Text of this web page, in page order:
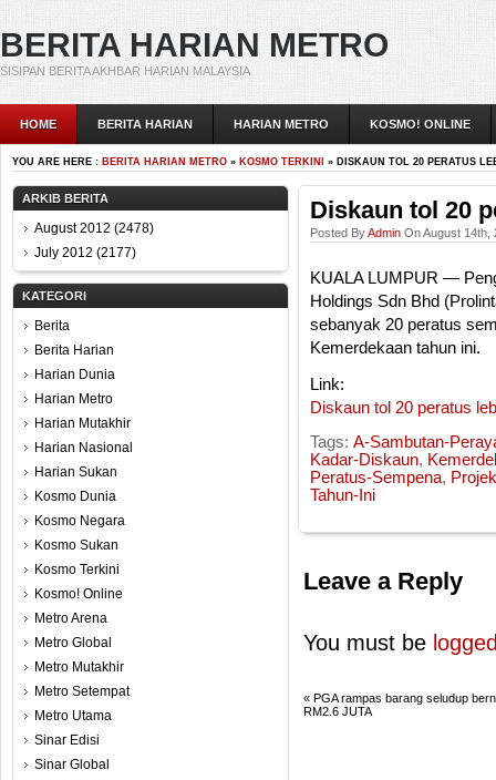
BERITA HARIAN METRO
SISIPAN BERITA AKHBAR HARIAN MALAYSIA
HOME BERITA HARIAN HARIAN METRO KOSMO! ONLINE
YOU ARE HERE : BERITA HARIAN METRO » KOSMO TERKINI » DISKAUN TOL 20 PERATUS
ARKIB BERITA
August 2012 (2478)
July 2012 (2177)
KATEGORI
Berita
Berita Harian
Harian Dunia
Harian Metro
Harian Mutakhir
Harian Nasional
Harian Sukan
Kosmo Dunia
Kosmo Negara
Kosmo Sukan
Kosmo Terkini
Kosmo! Online
Metro Arena
Metro Global
Metro Mutakhir
Metro Setempat
Metro Utama
Sinar Edisi
Sinar Global
Diskaun tol 20
Posted ByAdmin On August 14th,
KUALA LUMPUR —
Holdings Sdn Bhd
sebanyak 20 peratus
Kemerdekaan tahun ini.
Link:
Diskaun tol 20 peratus
Tags: A-Sambutan-
Kadar-Diskaun,
Peratus-Sempena, Projek
Tahun-Ini
Leave a Reply
You must be
« PGA rampas barang seludup
RM2.6 JUTA